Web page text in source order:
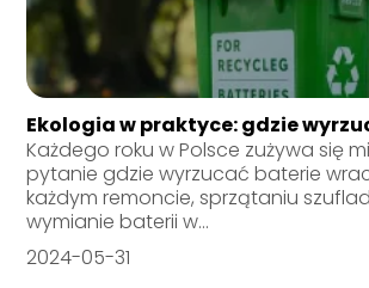
Ekologia w praktyce: gdzie
Każdego roku w Polsce zużywa się
pytanie gdzie wyrzucać baterie
każdym remoncie, sprzątaniu
wymianie baterii w...
2024-05-31